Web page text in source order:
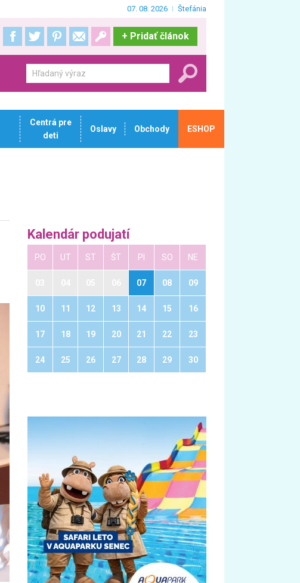
07. 08. 2026 Štefánia
+ Pridať článok
Centrá pre
deti
Oslavy Obchody ESHOP
Kalendár podujatí
PO UT ST ŠT PI SO NE
07 08 09
10 11 12 13 14 15 16
17 18 19 20 21 22 23
24 25 26 27 28 29 30